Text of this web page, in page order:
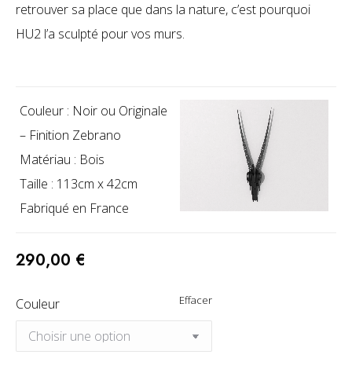
retrouver sa place que dans la nature, c’est pourquoi
HU2 l’a sculpté pour vos murs.
Couleur : Noir ou Originale
– Finition Zebrano
Matériau : Bois
Taille : 113cm x 42cm
Fabriqué en France
290,00 €
Couleur Effacer